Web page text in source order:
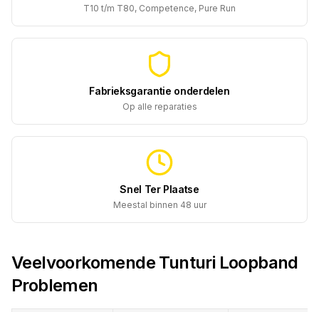
T10 t/m T80, Competence, Pure Run
Fabrieksgarantie onderdelen
Op alle reparaties
Snel Ter Plaatse
Meestal binnen 48 uur
Veelvoorkomende Tunturi Loopband
Problemen